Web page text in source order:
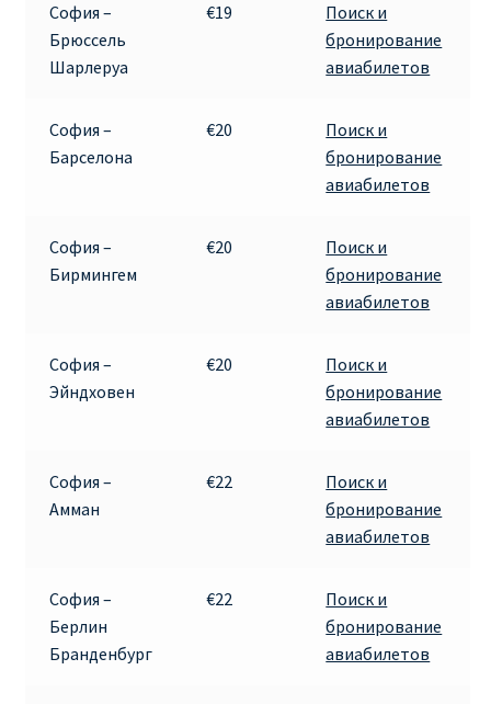
О сайте
София –
Брюссель
Шарлеруа
€19
Поиск и
бронирование
авиабилетов
София –
Барселона
€20
Поиск и
бронирование
авиабилетов
София –
Бирмингем
€20
Поиск и
бронирование
авиабилетов
София –
Эйндховен
€20
Поиск и
бронирование
авиабилетов
София –
Амман
€22
Поиск и
бронирование
авиабилетов
София –
Берлин
Бранденбург
€22
Поиск и
бронирование
авиабилетов